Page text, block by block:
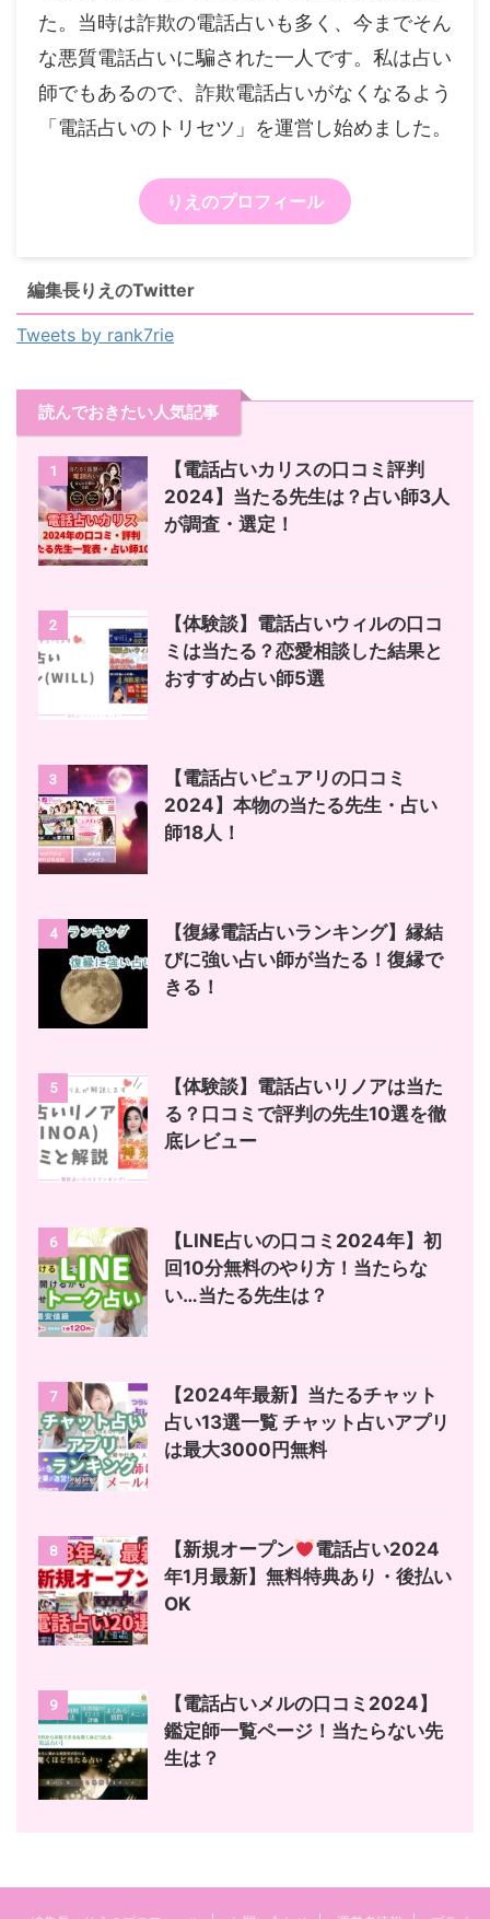
た。当時は詐欺の電話占いも多く、今までそん
な悪質電話占いに騙された一人です。私は占い
師でもあるので、詐欺電話占いがなくなるよう
「電話占いのトリセツ」を運営し始めました。
りえのプロフィール
編集長りえのTwitter
Tweets by rank7rie
読んでおきたい人気記事
1
【電話占いカリスの口コミ評判
2024】当たる先生は？占い師3人
が調査・選定！
2
【体験談】電話占いウィルの口コ
ミは当たる？恋愛相談した結果と
おすすめ占い師5選
3
【電話占いピュアリの口コミ
2024】本物の当たる先生・占い
師18人！
4
【復縁電話占いランキング】縁結
びに強い占い師が当たる！復縁で
きる！
5
【体験談】電話占いリノアは当た
る？口コミで評判の先生10選を徹
底レビュー
6
【LINE占いの口コミ2024年】初
回10分無料のやり方！当たらな
い…当たる先生は？
7
【2024年最新】当たるチャット
占い13選一覧 チャット占いアプリ
は最大3000円無料
8 【新規オープン
電話占い2024
年1月最新】無料特典あり・後払い
OK
9
【電話占いメルの口コミ2024】
鑑定師一覧ページ！当たらない先
生は？